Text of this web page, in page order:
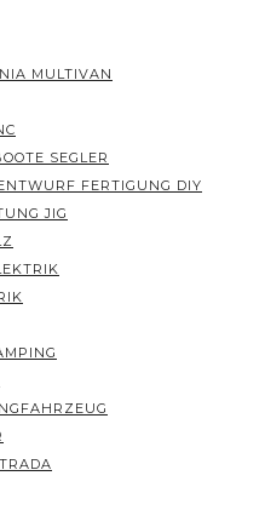
MULTIVAN
SEGLER
FERTIGUNG DIY
JIG